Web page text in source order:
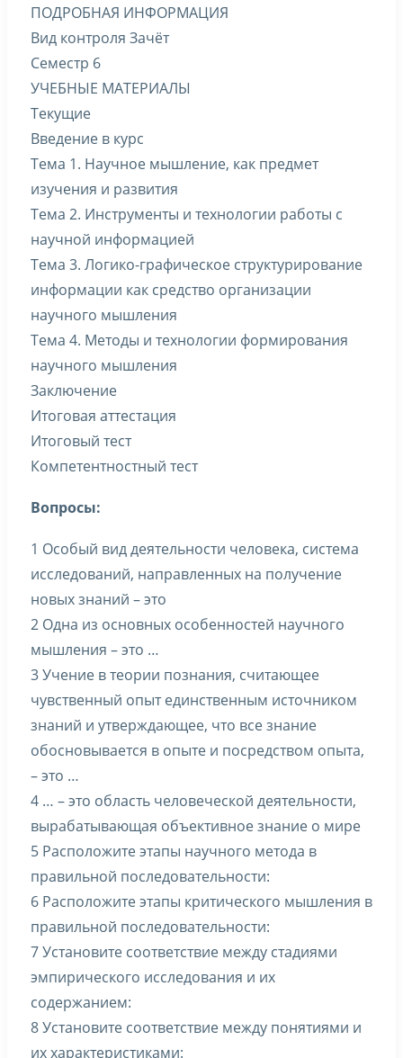
ПОДРОБНАЯ ИНФОРМАЦИЯ
Вид контроля Зачёт
Семестр 6
УЧЕБНЫЕ МАТЕРИАЛЫ
Текущие
Введение в курс
Тема 1. Научное мышление, как предмет
изучения и развития
Тема 2. Инструменты и технологии работы с
научной информацией
Тема 3. Логико-графическое структурирование
информации как средство организации
научного мышления
Тема 4. Методы и технологии формирования
научного мышления
Заключение
Итоговая аттестация
Итоговый тест
Компетентностный тест
Вопросы:
1 Особый вид деятельности человека, система
исследований, направленных на получение
новых знаний – это
2 Одна из основных особенностей научного
мышления – это …
3 Учение в теории познания, считающее
чувственный опыт единственным источником
знаний и утверждающее, что все знание
обосновывается в опыте и посредством опыта,
– это …
4 … – это область человеческой деятельности,
вырабатывающая объективное знание о мире
5 Расположите этапы научного метода в
правильной последовательности:
6 Расположите этапы критического мышления в
правильной последовательности:
7 Установите соответствие между стадиями
эмпирического исследования и их
содержанием:
8 Установите соответствие между понятиями и
их характеристиками: